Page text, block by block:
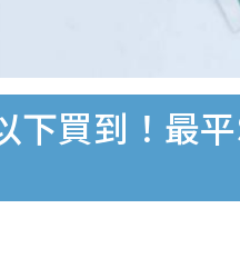
下買到！最